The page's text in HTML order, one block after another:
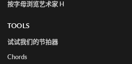
按字母浏览艺术家 H
TOOLS
试试我们的节拍器
Chords